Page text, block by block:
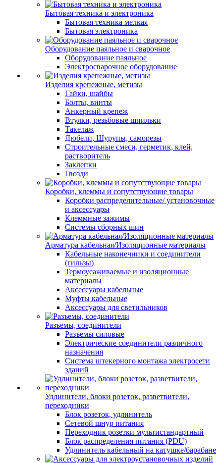
Бытовая техника и электроника
Бытовая техника мелкая
Бытовая электроника
Оборудование паяльное и сварочное
Оборудование паяльное
Электросварочное оборудование
Изделия крепежные, метизы
Гайки, шайбы
Болты, винты
Анкерный крепеж
Втулки, резьбовые шпильки
Такелаж
Дюбели, Шурупы, саморезы
Строительные смеси, герметик, клей,
растворитель
Заклепки
Гвозди
Коробки, клеммы и сопутствующие товары
Коробки распределительные/ установочные
и аксессуары
Клеммные зажимы
Системы сборных шин
Арматура кабельная/Изоляционные материалы
Кабельные наконечники и соединители
(гильзы)
Термоусаживаемые и изоляционные
материалы
Аксессуары кабельные
Муфты кабельные
Аксессуары для светильников
Разъемы, соединители
Разъемы силовые
Электрические соединители различного
назначения
Система штекерного монтажа электросети
зданий
Удлинители, блоки розеток, разветвители,
переходники
Блок розеток, удлинитель
Сетевой шнур питания
Переходник розетки мультистандартный
Блок распределения питания (PDU)
Удлинитель кабельный на катушке/барабане